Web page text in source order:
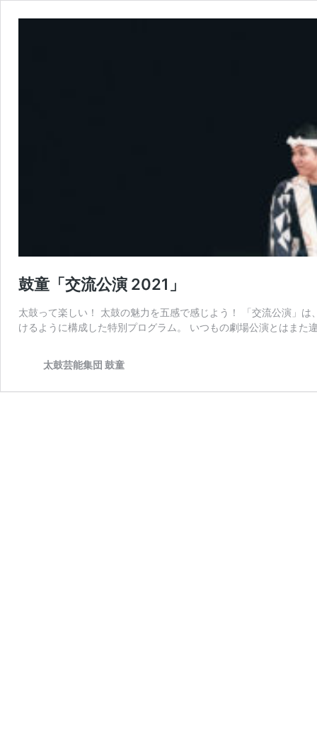
鼓童「交流公演 2021」
太鼓って楽しい！ 太鼓の魅力を五感で感じよう！ 「交流公演」
けるように構成した特別プログラム。 いつもの劇場公演とはま
太鼓芸能集団 鼓童